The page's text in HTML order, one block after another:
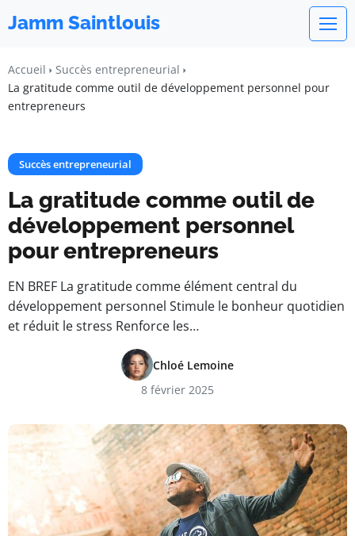
Jamm Saintlouis
Accueil
Succès entrepreneurial
La gratitude comme outil de développement personnel pour
entrepreneurs
Succès entrepreneurial
La gratitude comme outil de
développement personnel
pour entrepreneurs
EN BREF La gratitude comme élément central du
développement personnel Stimule le bonheur quotidien
et réduit le stress Renforce les…
Chloé Lemoine
8 février 2025